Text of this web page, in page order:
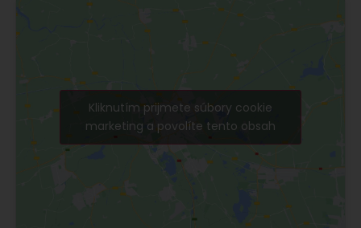
Kliknutím prijmete súbory cookie
marketing a povolíte tento obsah